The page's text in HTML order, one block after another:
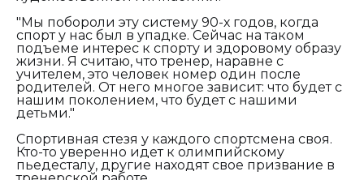
"Мы побороли эту систему 90-х годов, когда
спорт у нас был в упадке. Сейчас на таком
подъеме интерес к спорту и здоровому образу
жизни. Я считаю, что тренер, наравне с
учителем, это человек номер один после
родителей. От него многое зависит: что будет с
нашим поколением, что будет с нашими
детьми."
Спортивная стезя у каждого спортсмена своя.
Кто-то уверенно идет к олимпийскому
пьедесталу, другие находят свое призвание в